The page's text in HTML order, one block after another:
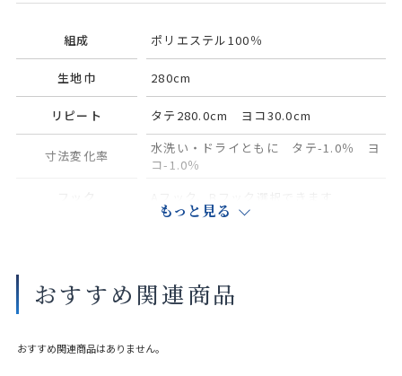
組成 ポリエステル100％
生地巾 280cm
リピート タテ280.0cm ヨコ30.0cm
寸法変化率
水洗い・ドライともに タテ-1.0％ ヨ
コ-1.0％
もっと見る
おすすめ関連商品
おすすめ関連商品はありません。